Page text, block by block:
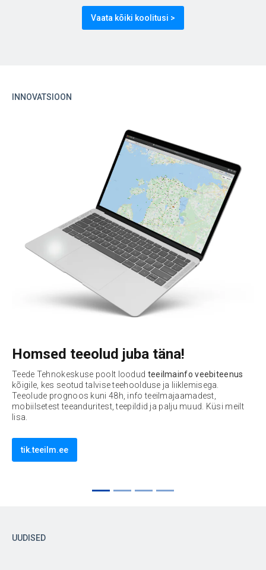
Vaata kõiki koolitusi >
INNOVATSIOON
Homsed teeolud juba täna!
Teede Tehnokeskuse poolt loodud teeilmainfo veebiteenus
kõigile, kes seotud talvise teehoolduse ja liiklemisega.
Teeolude prognoos kuni 48h, info teeilmajaamadest,
mobiilsetest teeanduritest, teepildid ja palju muud. Küsi meilt
lisa.
tik.teeilm.ee
UUDISED